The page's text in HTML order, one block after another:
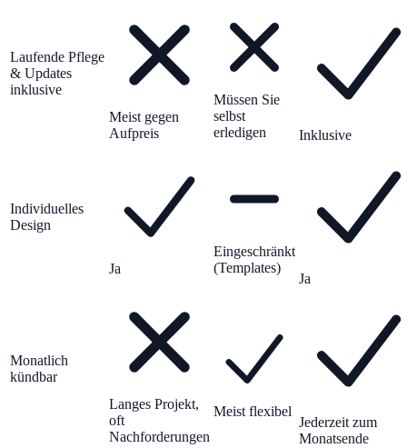
Laufende Pflege
& Updates
inklusive
Meist gegen
Aufpreis
Müssen Sie
selbst
erledigen
Inklusive
Individuelles
Design
Ja
Eingeschränkt
(Templates)
Ja
Monatlich
kündbar
Langes Projekt,
oft
Nachforderungen
Meist flexibel
Jederzeit zum
Monatsende